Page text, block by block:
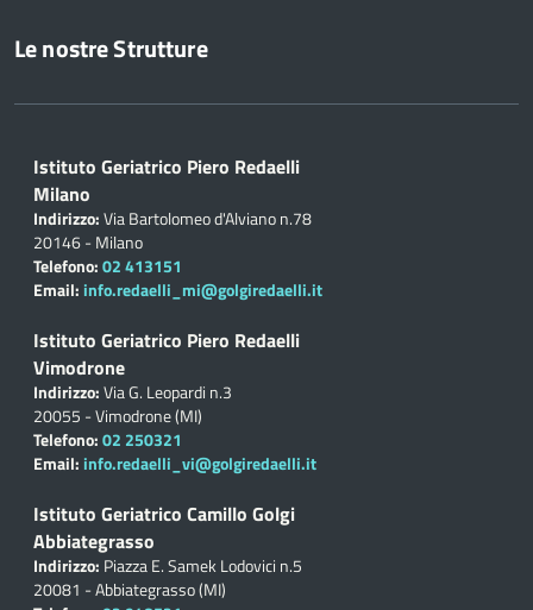
Le nostre Strutture
Istituto Geriatrico Piero Redaelli
Milano
Indirizzo:Via Bartolomeo d'Alviano n.78
20146 - Milano
Telefono:02 413151
Email: info.redaelli_mi@golgiredaelli.it
Istituto Geriatrico Piero Redaelli
Vimodrone
Indirizzo:Via G. Leopardi n.3
20055 - Vimodrone (MI)
Telefono:02 250321
Email: info.redaelli_vi@golgiredaelli.it
Istituto Geriatrico Camillo Golgi
Abbiategrasso
Indirizzo: Piazza E. Samek Lodovici n.5
20081 - Abbiategrasso (MI)